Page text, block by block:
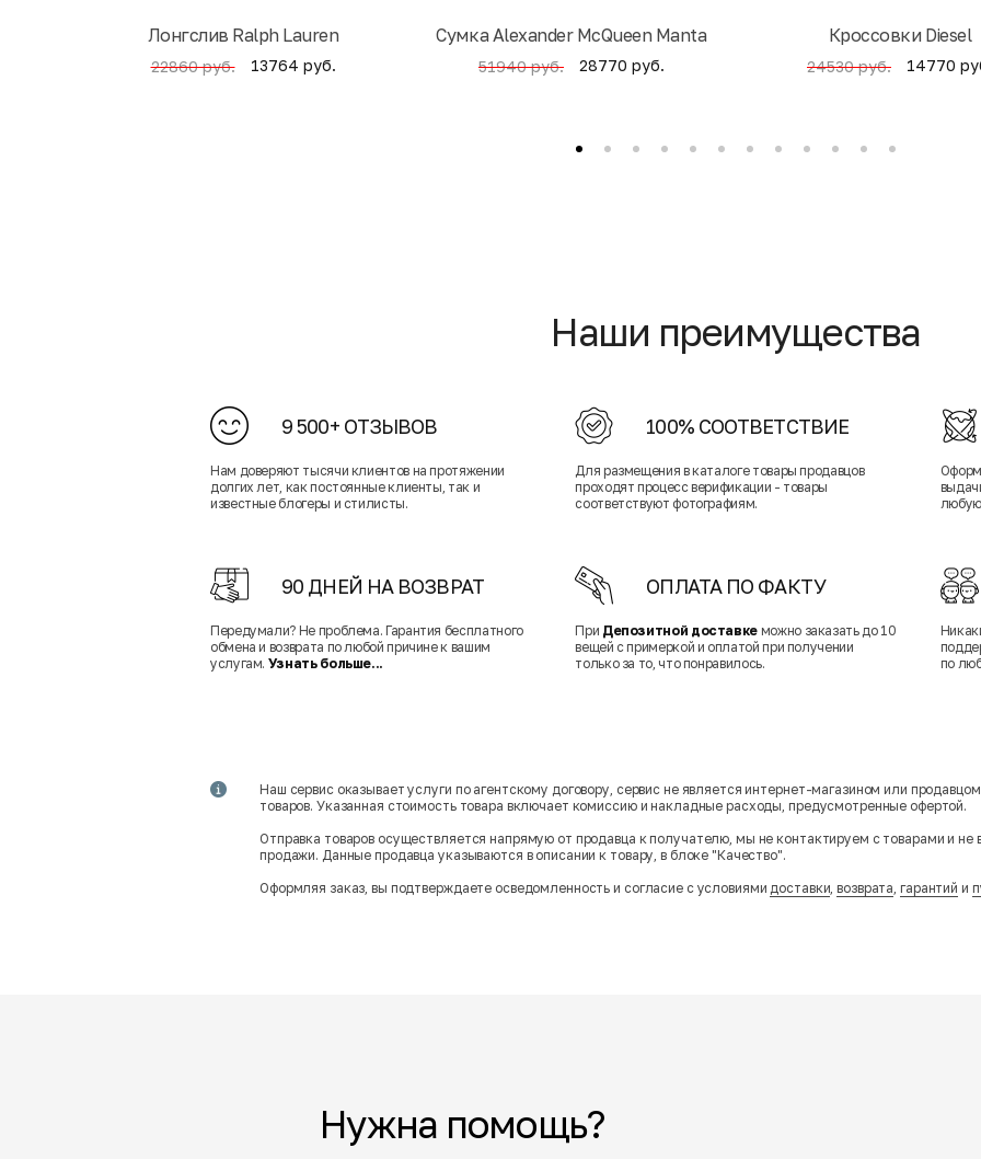
Лонгслив Ralph Lauren
22860 руб. 13764 руб.
Cумка Alexander McQueen Manta
51940 руб. 28770 руб.
Кроссовки Diesel
24530 руб. 14770
Наши преимущества
9 500+ ОТЗЫВОВ
Нам доверяют тысячи клиентов на протяжении
долгих лет, как постоянные клиенты, так и
известные блогеры и стилисты.
100% СООТВЕТСТВИЕ
Для размещения в каталоге товары продавцов
проходят процесс верификации - товары
соответствуют фотографиям.
90 ДНЕЙ НА ВОЗВРАТ
Передумали? Не проблема. Гарантия бесплатного
обмена и возврата по любой причине к вашим
услугам. Узнать больше...
ОПЛАТА ПО ФАКТУ
При Депозитной доставке можно заказать до 10
вещей с примеркой и оплатой при получении
только за то, что понравилось.
по
Наш сервис оказывает услуги по агентскому договору, сервис не является интернет-магазином или
товаров. Указанная стоимость товара включает комиссию и накладные расходы, предусмотренные офертой.
Отправка товаров осуществляется напрямую от продавца к получателю, мы не контактируем с товарами и не
продажи. Данные продавца указываются в описании к товару, в блоке "Качество".
Оформляя заказ, вы подтверждаете осведомленность и согласие с условиями доставки ,возврата гарантий и
Нужна помощь?